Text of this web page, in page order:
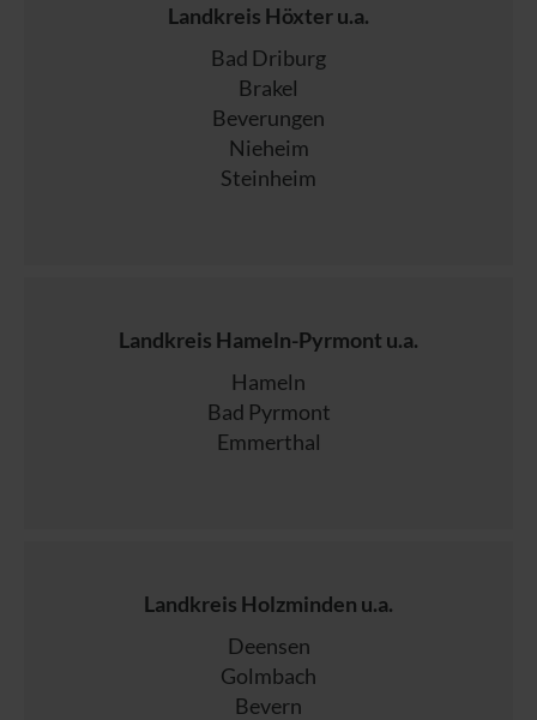
Landkreis Höxter u.a.
Bad Driburg
Brakel
Beverungen
Nieheim
Steinheim
Landkreis Hameln-Pyrmont u.a.
Hameln
Bad Pyrmont
Emmerthal
Landkreis Holzminden u.a.
Deensen
Golmbach
Bevern